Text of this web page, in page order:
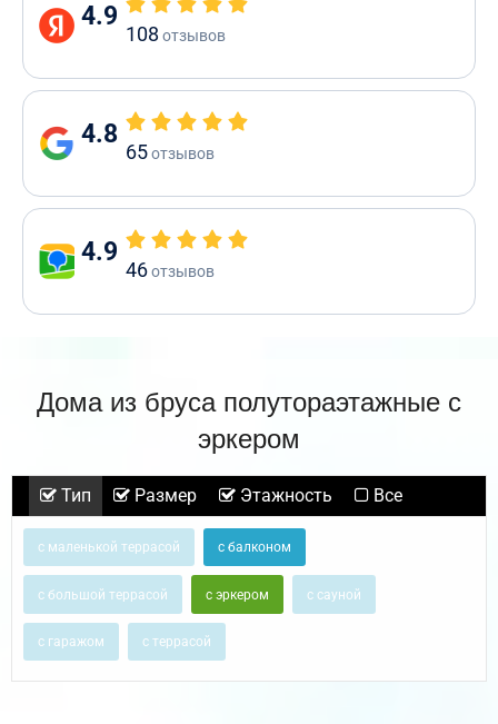
4.9
108 отзывов
4.8
65отзывов
4.9
46отзывов
Дома из бруса полутораэтажные с
эркером
Тип Размер Этажность Все
с маленькой террасой с балконом
с большой террасой с эркером с сауной
с гаражом с террасой